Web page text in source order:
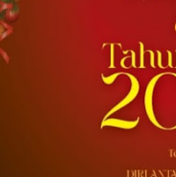
2026-08-
Univar